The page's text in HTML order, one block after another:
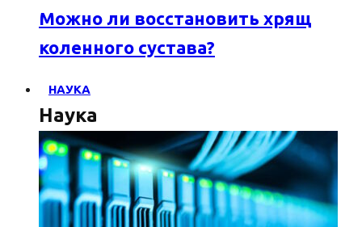
Можно ли восстановить хрящ
коленного сустава?
НАУКА
Наука